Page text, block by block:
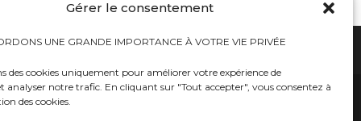
Gérer le consentement
UNE GRANDE IMPORTANCE À VOTRE VIE PRIVÉE
des cookies uniquement pour améliorer votre expérience de
analyser notre trafic. En cliquant sur "Tout accepter", vous consentez à
des cookies.
Bureaux tables bunkers NRBC-E
médicales